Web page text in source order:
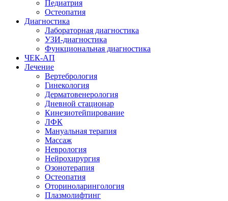
Педиатрия
Остеопатия
Диагностика
Лабораторная диагностика
УЗИ-диагностика
Функциональная диагностика
ЧЕК-АП
Лечение
Вертебрология
Гинекология
Дерматовенерология
Дневной стационар
Кинезиотейпирование
ЛФК
Мануальная терапия
Массаж
Неврология
Нейрохирургия
Озонотерапия
Остеопатия
Оториноларингология
Плазмолифтинг